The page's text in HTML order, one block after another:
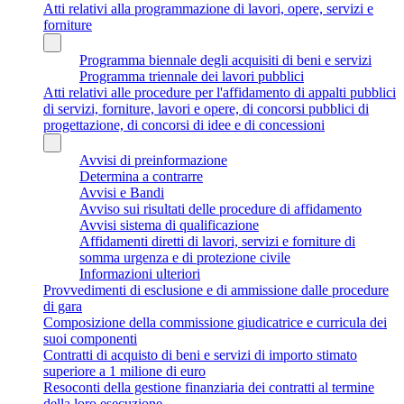
Atti relativi alla programmazione di lavori, opere, servizi e
forniture
Programma biennale degli acquisiti di beni e servizi
Programma triennale dei lavori pubblici
Atti relativi alle procedure per l'affidamento di appalti pubblici
di servizi, forniture, lavori e opere, di concorsi pubblici di
progettazione, di concorsi di idee e di concessioni
Avvisi di preinformazione
Determina a contrarre
Avvisi e Bandi
Avviso sui risultati delle procedure di affidamento
Avvisi sistema di qualificazione
Affidamenti diretti di lavori, servizi e forniture di
somma urgenza e di protezione civile
Informazioni ulteriori
Provvedimenti di esclusione e di ammissione dalle procedure
di gara
Composizione della commissione giudicatrice e curricula dei
suoi componenti
Contratti di acquisto di beni e servizi di importo stimato
superiore a 1 milione di euro
Resoconti della gestione finanziaria dei contratti al termine